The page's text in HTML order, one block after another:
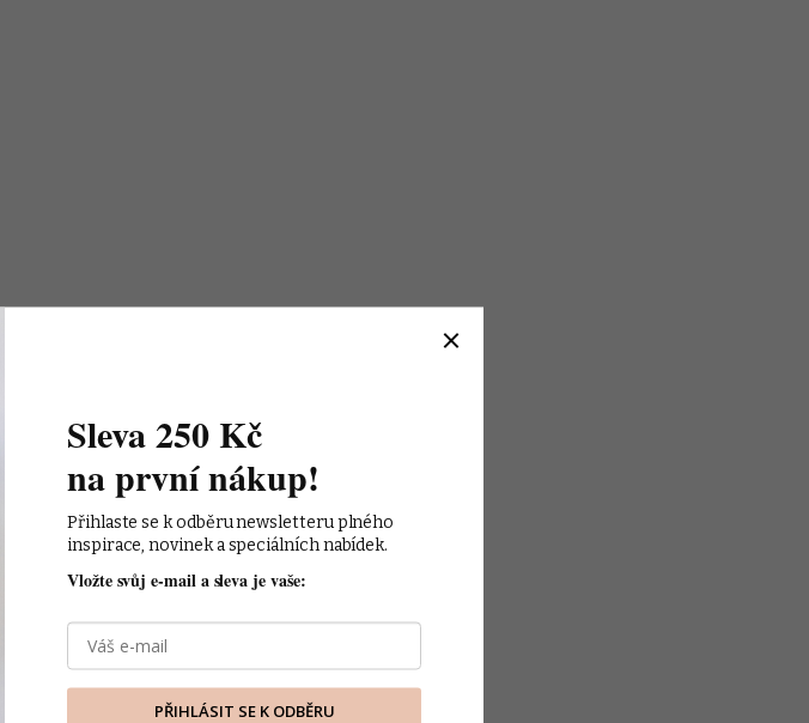
Sleva 250 Kč
na první nákup!
Přihlaste se k odběru newsletteru plného
inspirace, novinek a speciálních nabídek.
Vložte svůj e-mail a sleva je vaše:
PŘIHLÁSIT SE K ODBĚRU